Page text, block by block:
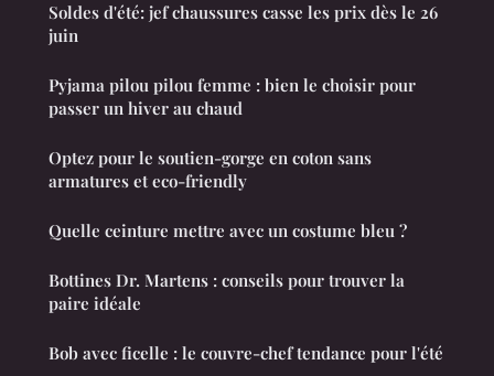
Soldes d'été: jef chaussures casse les prix dès le 26
juin
Pyjama pilou pilou femme : bien le choisir pour
passer un hiver au chaud
Optez pour le soutien-gorge en coton sans
armatures et eco-friendly
Quelle ceinture mettre avec un costume bleu ?
Bottines Dr. Martens : conseils pour trouver la
paire idéale
Bob avec ficelle : le couvre-chef tendance pour l'été